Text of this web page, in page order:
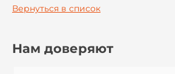
Вернуться в список
Нам доверяют